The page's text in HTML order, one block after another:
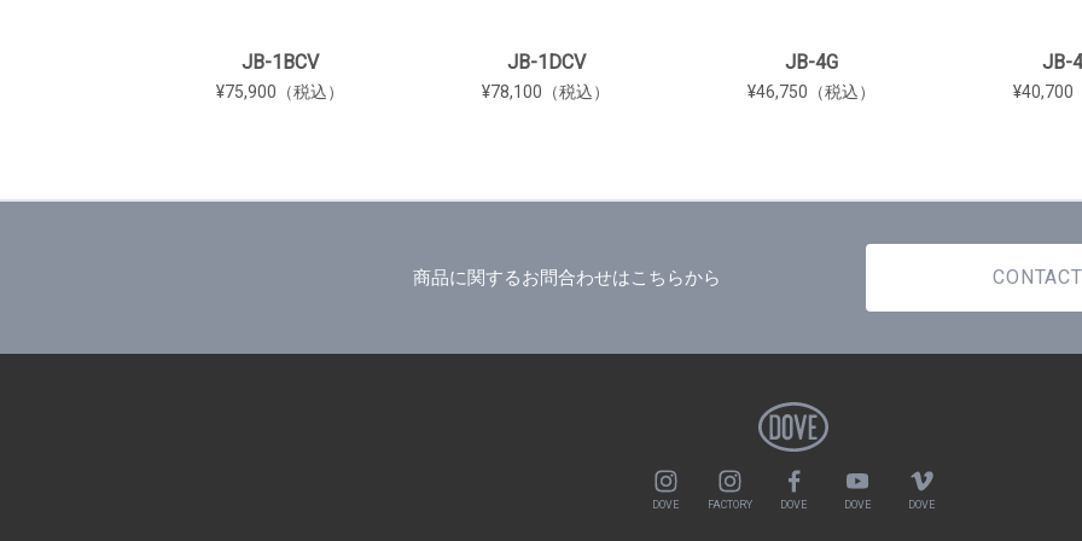
JB-1BCV
¥75,900（税込）
JB-1DCV
¥78,100（税込）
JB-4G
¥46,750（税込）
JB-
¥40,700
商品に関するお問合わせはこちらから CONTACT
DOVE FACTORY DOVE DOVE DOVE